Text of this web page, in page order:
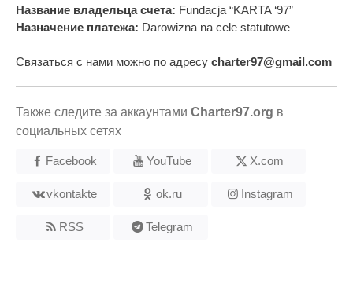
Название владельца счета: Fundacja “KARTA ‘97”
Назначение платежа: Darowizna na cele statutowe
Связаться с нами можно по адресу charter97@gmail.com
Также следите за аккаунтами Charter97.org в
социальных сетях
Facebook YouTube X.com
vkontakte ok.ru Instagram
RSS Telegram